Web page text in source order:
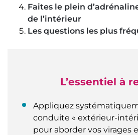
Faites le plein
de l’intérieur
Les questions les plus
L’essentiel à
Appliquez
conduite « extérieur-
pour aborder vos virages